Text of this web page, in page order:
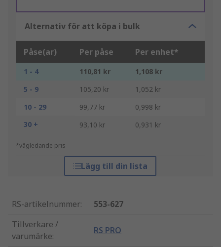
Alternativ för att köpa i bulk
Påse(ar) Per påse Per enhet*
1 - 4 110,81 kr
1,108 kr
5 - 9
105,20 kr
1,052 kr
10 - 29
99,77 kr
0,998 kr
30 +
93,10 kr 0,931 kr
*vägledande pris
Lägg till din lista
RS-artikelnummer:
553-627
Tillverkare /
varumärke:
RS PRO